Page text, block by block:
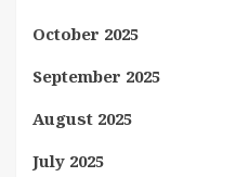
October 2025
September 2025
August 2025
July 2025